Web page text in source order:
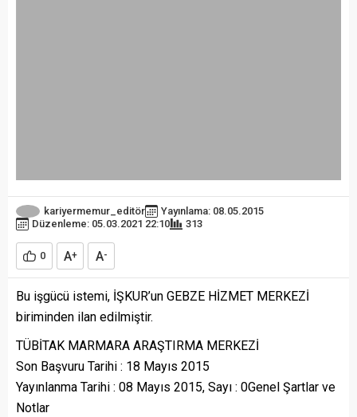
kariyermemur_editör
Yayınlama: 08.05.2015
Düzenleme: 05.03.2021 22:10
313
0 A+ A-
Bu işgücü istemi, İŞKUR’un GEBZE HİZMET MERKEZİ
biriminden ilan edilmiştir.
TÜBİTAK MARMARA ARAŞTIRMA MERKEZİ
Son Başvuru Tarihi : 18 Mayıs 2015
Yayınlanma Tarihi : 08 Mayıs 2015, Sayı : 0Genel Şartlar ve
Notlar